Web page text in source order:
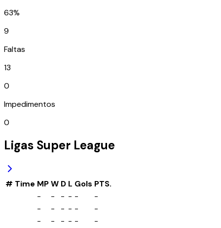
63%
9
Faltas
13
0
Impedimentos
0
Ligas Super League
# Time MPW D L Gols PTS.
-
- - - -
-
-
- - - -
-
-
- - - -
-